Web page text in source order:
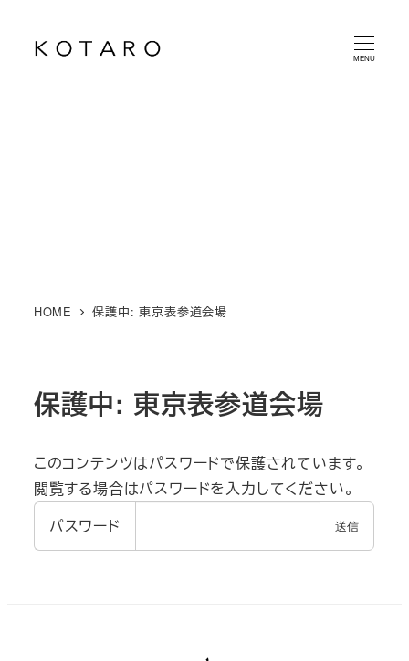
MENU
HOME 保護中: 東京表参道会場
保護中: 東京表参道会場
このコンテンツはパスワードで保護されています。
閲覧する場合はパスワードを入力してください。
パスワード